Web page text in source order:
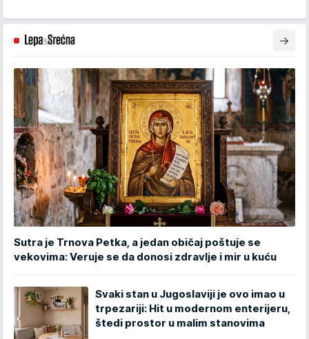
Sutra je Trnova Petka, a jedan običaj poštuje se
vekovima: Veruje se da donosi zdravlje i mir u kuću
Svaki stan u Jugoslaviji je ovo imao u
trpezariji: Hit u modernom enterijeru,
štedi prostor u malim stanovima